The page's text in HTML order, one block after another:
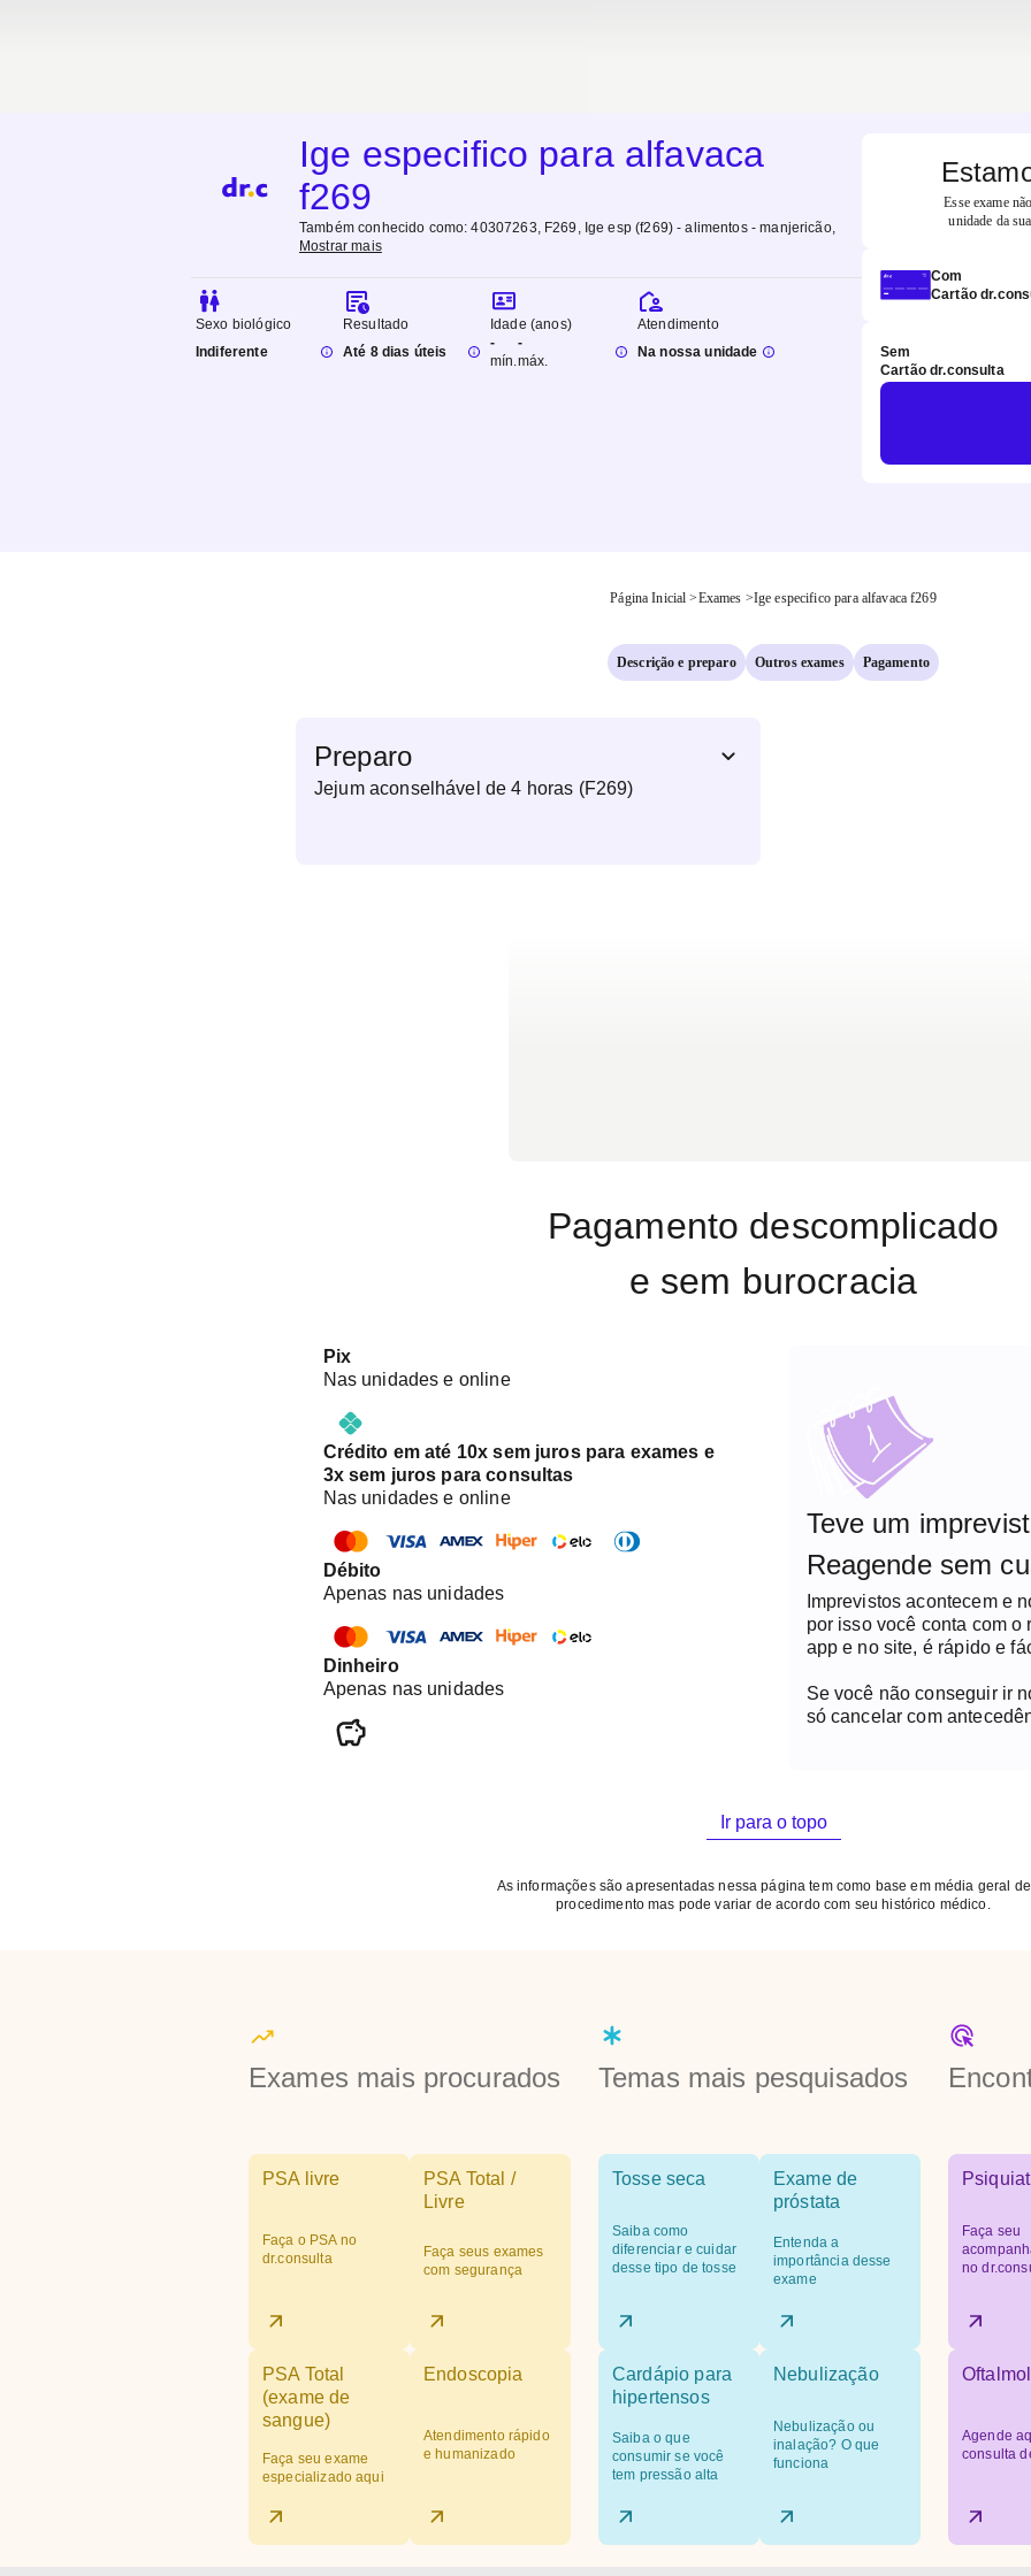
Ige especifico para alfavaca
f269
Também conhecido como:40307263, F269, Ige esp (f269) - alimentos - manjericão,
Mostrar mais
Sexo biológico
Indiferente
Resultado
Até 8 dias úteis
Idade (anos)
-
mín.
-
máx.
Atendimento
Na nossa unidade
Esse exame
unidade da
Com
Cartão
Sem
Cartão dr.consulta
Página Inicial >Exames >Ige especifico para alfavaca f269
Descrição e preparo Outros exames Pagamento
Preparo
Jejum aconselhável de 4 horas (F269)
Pagamento descomplicado
e sem burocracia
Pix
Nas unidades e online
Crédito em até 10x sem juros para exames e
3x sem juros para consultas
Nas unidades e online
Débito
Apenas nas unidades
Dinheiro
Apenas nas unidades
Teve um
Reagende sem
Imprevistos acontecem e
por isso você conta com o
app e no site, é rápido e
Se você não conseguir ir
só cancelar com
Ir para o topo
As informações são apresentadas nessa página tem como base em média geral
procedimento mas pode variar de acordo com seu histórico médico.
Exames mais procurados
PSA livre
Faça o PSA no
dr.consulta
PSA Total /
Livre
Faça seus exames
com segurança
PSA Total
(exame de
sangue)
Faça seu exame
especializado aqui
Endoscopia
Atendimento rápido
e humanizado
Temas mais pesquisados
Tosse seca
Saiba como
diferenciar e cuidar
desse tipo de tosse
Exame de
próstata
Entenda a
importância desse
exame
Cardápio para
hipertensos
Saiba o que
consumir se você
tem pressão alta
Nebulização
Nebulização ou
inalação? O que
funciona
Faça seu
no
Agende
consulta